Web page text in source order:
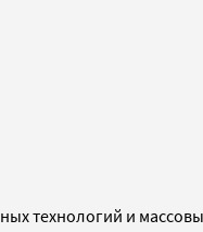
технологий и